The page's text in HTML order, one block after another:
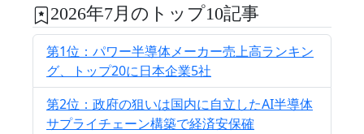
2026年7月のトップ10記事
第1位：パワー半導体メーカー売上高ランキン
グ、トップ20に日本企業5社
第2位：政府の狙いは国内に自立したAI半導体
サプライチェーン構築で経済安保確